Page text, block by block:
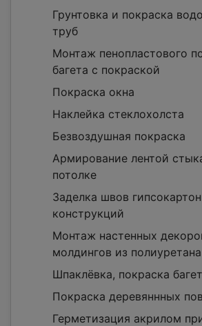
Грунтовка и покраска
труб
Монтаж пенопластового
багета c покраской
Покраска окна
Наклейка стеклохолста
Безвоздушная покраска
Армирование лентой
потолке
Заделка швов
конструкций
Монтаж настенных
молдингов из полиуретана
Шпаклёвка, покраска
Покраска деревяннных
Герметизация акрилом